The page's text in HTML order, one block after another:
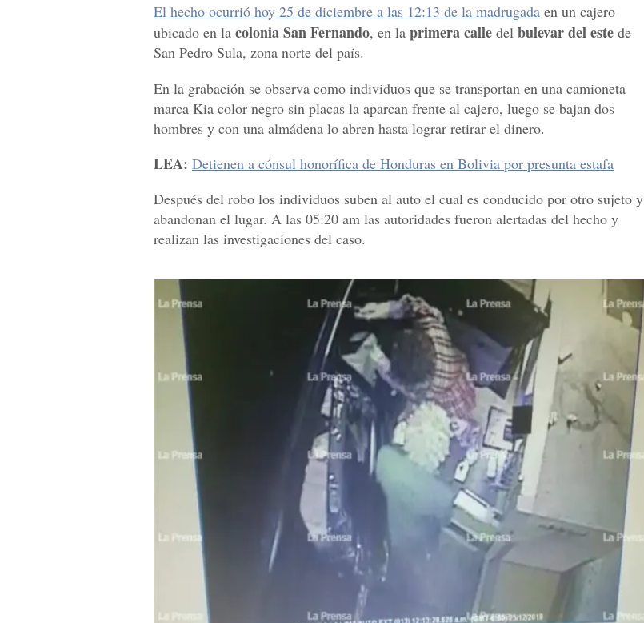
El hecho ocurrió hoy 25 de diciembre a las 12:13 de la madrugada en un cajero
ubicado en la colonia San Fernando, en la primera calle del bulevar del este de
San Pedro Sula, zona norte del país.
En la grabación se observa como individuos que se transportan en una camioneta
marca Kia color negro sin placas la aparcan frente al cajero, luego se bajan dos
hombres y con una almádena lo abren hasta lograr retirar el dinero.
LEA: Detienen a cónsul honorífica de Honduras en Bolivia por presunta estafa
Después del robo los individuos suben al auto el cual es conducido por otro sujeto y
abandonan el lugar. A las 05:20 am las autoridades fueron alertadas del hecho y
realizan las investigaciones del caso.